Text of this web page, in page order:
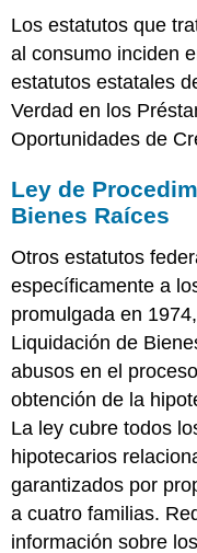
Los estatutos que
al consumo inciden
estatutos estatales
Verdad en los
Oportunidades de
Ley de
Bienes Raíces
Otros estatutos
específicamente a
promulgada en
Liquidación de
abusos en el
obtención de la
La ley cubre todos
hipotecarios
garantizados por
a cuatro familias.
información sobre